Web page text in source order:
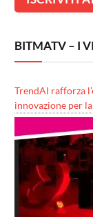
BITMATV – I
TrendAI rafforza
innovazione per